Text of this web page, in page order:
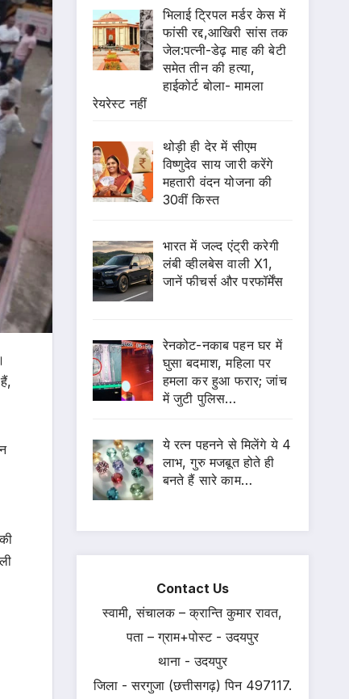
भिलाई ट्रिपल मर्डर केस में
फांसी रद्द,आखिरी सांस तक
जेल:पत्नी-डेढ़ माह की बेटी
समेत तीन की हत्या,
हाईकोर्ट बोला- मामला
रेयरेस्ट नहीं
थोड़ी ही देर में सीएम
विष्णुदेव साय जारी करेंगे
महतारी वंदन योजना की
30वीं किस्त
भारत में जल्द एंट्री करेगी
लंबी व्हीलबेस वाली X1,
जानें फीचर्स और परफॉर्मेंस
रेनकोट-नकाब पहन घर में
घुसा बदमाश, महिला पर
हमला कर हुआ फरार; जांच
में जुटी पुलिस…
ये रत्न पहनने से मिलेंगे ये 4
लाभ, गुरु मजबूत होते ही
बनते हैं सारे काम…
Contact Us
स्वामी, संचालक – क्रान्ति कुमार रावत,
पता – ग्राम+पोस्ट - उदयपुर
थाना - उदयपुर
जिला - सरगुजा (छत्तीसगढ़) पिन 497117.